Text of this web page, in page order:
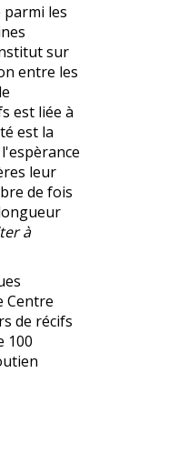
les
sur
entre les
est liée à
est la
leur
de fois
à
Centre
de récifs
100